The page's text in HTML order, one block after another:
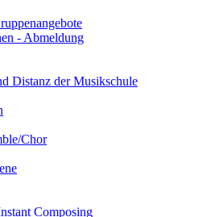
- Abmeldung
Distanz der Musikschule
Chor
Composing